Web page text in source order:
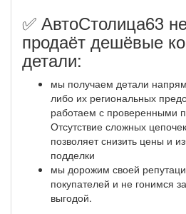
✅ АвтоСтолица63
продаёт дешёвые
детали:
мы получаем детали
либо их региональных
работаем с проверенными
Отсутствие сложных
позволяет снизить цены и
подделки
мы дорожим своей
покупателей и не гонимся
выгодой.